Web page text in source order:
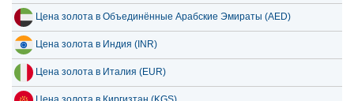
Цена золота в Объединённые Арабские Эмираты (AED)
Цена золота в Индия (INR)
Цена золота в Италия (EUR)